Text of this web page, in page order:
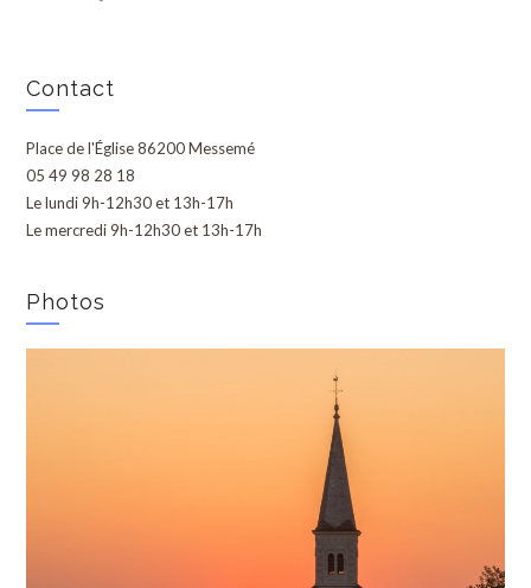
Contact
Place de l'Église 86200 Messemé
05 49 98 28 18
Le lundi 9h-12h30 et 13h-17h
Le mercredi 9h-12h30 et 13h-17h
Photos